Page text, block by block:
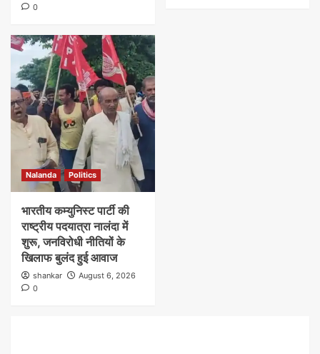
0
Nalanda Politics
भारतीय कम्युनिस्ट पार्टी की
राष्ट्रीय पदयात्रा नालंदा में
शुरू, जनविरोधी नीतियों के
खिलाफ बुलंद हुई आवाज
shankar
August 6, 2026
0